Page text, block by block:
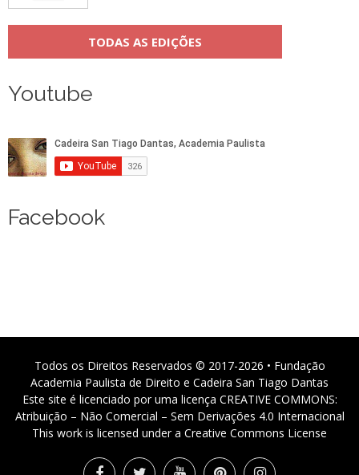
TODAS AS EDIÇÕES
Youtube
Facebook
Todos os Direitos Reservados © 2017-2026 • Fundação
Academia Paulista de Direito e Cadeira San Tiago Dantas
Este site é licenciado por uma licença CREATIVE COMMONS:
Atribuição – Não Comercial – Sem Derivações 4.0 Internacional
This work is licensed under a Creative Commons License